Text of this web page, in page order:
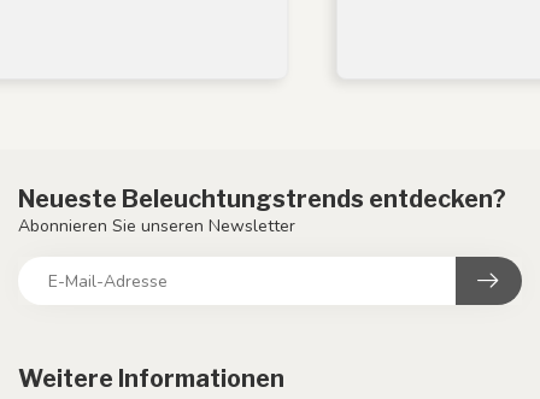
Weitere Informationen
Neueste Beleuchtungstrends entdecken?
Abonnieren Sie unseren Newsletter